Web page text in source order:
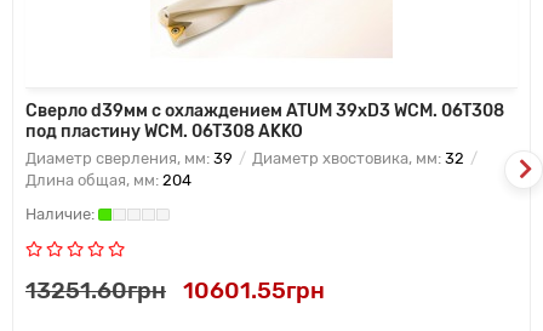
Сверло d39мм с охлаждением ATUM 39xD3 WCM. 06T308
под пластину WCM. 06T308 AKKO
Диаметр сверления, мм: 39 Диаметр хвостовика, мм: 32
Длина общая, мм: 204
13251.60грн 10601.55грн